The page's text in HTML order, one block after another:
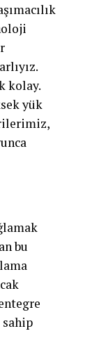
kolay.
yük
bu
sahip